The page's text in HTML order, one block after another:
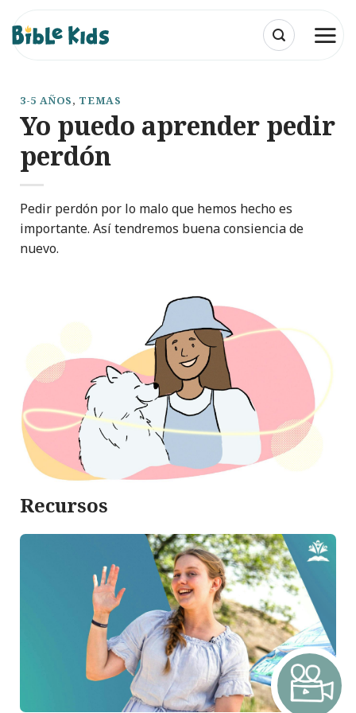
contenido
3-5 AÑOS, TEMAS
Yo puedo aprender pedir
perdón
Pedir perdón por lo malo que hemos hecho es
importante. Así tendremos buena consiencia de
nuevo.
Recursos